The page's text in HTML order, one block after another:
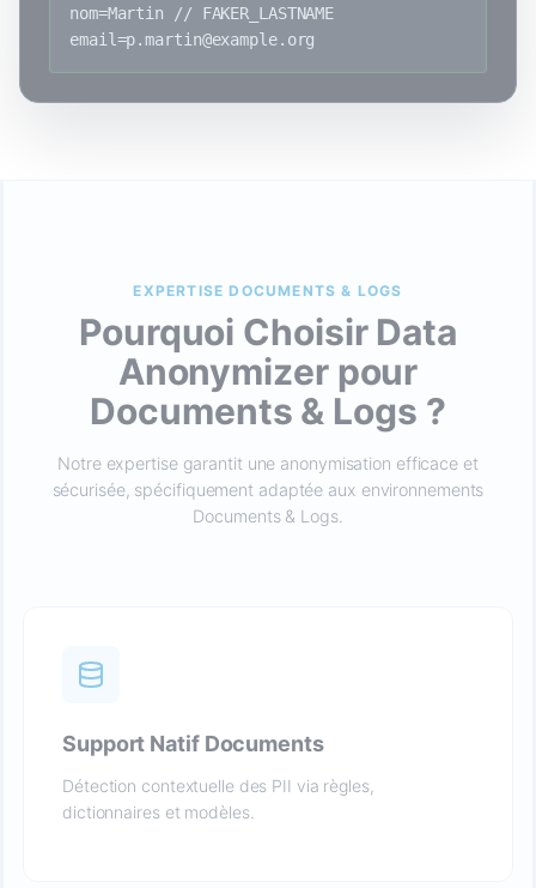
nom=Martin // FAKER_LASTNAME
email=p.martin@example.org
EXPERTISE DOCUMENTS & LOGS
Pourquoi Choisir Data
Anonymizer pour
Documents & Logs ?
Notre expertise garantit une anonymisation efficace et
sécurisée, spécifiquement adaptée aux environnements
Documents & Logs.
Support Natif Documents
Détection contextuelle des PII via règles,
dictionnaires et modèles.